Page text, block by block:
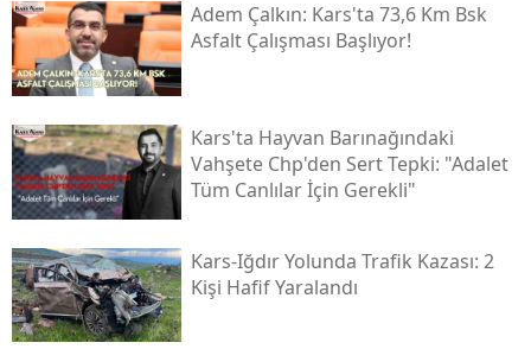
Zonguldak
Karaman
Batman
Adem Çalkın: Kars'ta 73,6 Km Bsk
Asfalt Çalışması Başlıyor!
Kars'ta Hayvan Barınağındaki
Vahşete Chp'den Sert Tepki: "adalet
Tüm Canlılar İçin Gerekli"
Kars-Iğdır Yolunda Trafik Kazası: 2
Kişi Hafif Yaralandı